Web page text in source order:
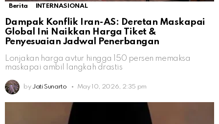
Berita INTERNASIONAL
Dampak Konflik Iran-AS: Deretan Maskapai
Global Ini Naikkan Harga Tiket &
Penyesuaian Jadwal Penerbangan
Lonjakan harga avtur hingga 150 persen memaksa
maskapai ambil langkah drastis
by Jati Sunarto May 10, 2026, 2:35 pm